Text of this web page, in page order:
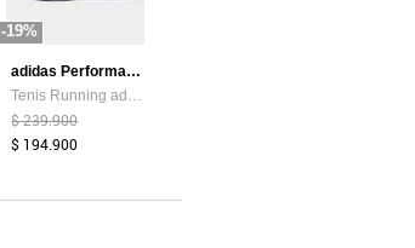
-19%
adidas Performance
$ 239.900
$ 194.900